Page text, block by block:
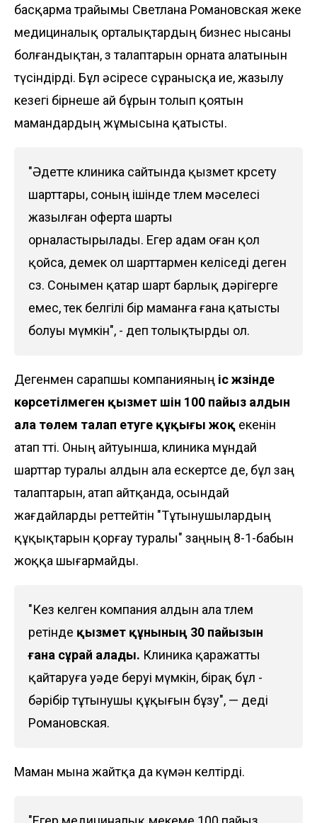
басқарма төрайымы Светлана Романовская жеке
медициналық орталықтардың бизнес нысаны
болғандықтан, өз талаптарын орната алатынын
түсіндірді. Бұл әсіресе сұранысқа ие, жазылу
кезегі бірнеше ай бұрын толып қоятын
мамандардың жұмысына қатысты.
"Әдетте клиника сайтында қызмет көрсету
шарттары, соның ішінде төлем мәселесі
жазылған оферта шарты
орналастырылады. Егер адам оған қол
қойса, демек ол шарттармен келіседі деген
сөз. Сонымен қатар шарт барлық дәрігерге
емес, тек белгілі бір маманға ғана қатысты
болуы мүмкін", - деп толықтырды ол.
Дегенмен сарапшы компанияның іс жүзінде
көрсетілмеген қызмет үшін 100 пайыз алдын
ала төлем талап етуге құқығы жоқ екенін
атап өтті. Оның айтуынша, клиника мұндай
шарттар туралы алдын ала ескертсе де, бұл заң
талаптарын, атап айтқанда, осындай
жағдайларды реттейтін "Тұтынушылардың
құқықтарын қорғау туралы" заңның 8-1-бабын
жоққа шығармайды.
"Кез келген компания алдын ала төлем
ретінде қызмет құнының 30 пайызын
ғана сұрай алады. Клиника қаражатты
қайтаруға уәде беруі мүмкін, бірақ бұл -
бәрібір тұтынушы құқығын бұзу", — деді
Романовская.
Маман мына жайтқа да күмән келтірді.